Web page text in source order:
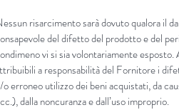
risarcimento sarà dovuto qualora il
del difetto del prodotto e del
vi si sia volontariamente
a responsabilità del Fornitore i
erroneo utilizzo dei beni acquistati, da
dalla noncuranza e dall’uso improprio.